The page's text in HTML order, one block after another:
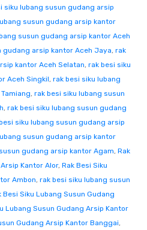
siku lubang susun gudang arsip
susun gudang arsip kantor
susun gudang arsip kantor Aceh
gudang arsip kantor Aceh Jaya, rak
kantor Aceh Selatan, rak besi siku
Aceh Singkil, rak besi siku lubang
, rak besi siku lubang susun
, rak besi siku lubang susun gudang
siku lubang susun gudang arsip
susun gudang arsip kantor
gudang arsip kantor Agam, Rak
Kantor Alor, Rak Besi Siku
Ambon, rak besi siku lubang susun
Besi Siku Lubang Susun Gudang
Lubang Susun Gudang Arsip Kantor
Gudang Arsip Kantor Banggai,